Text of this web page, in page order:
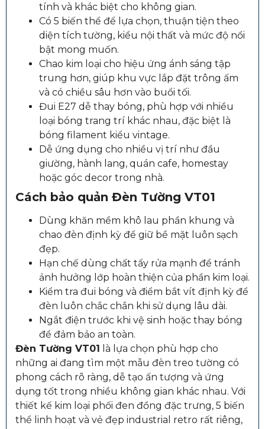
tính và khác biệt cho không gian.
Có 5 biến thể để lựa chọn, thuận tiện theo
diện tích tường, kiểu nội thất và mức độ nổi
bật mong muốn.
Chao kim loại cho hiệu ứng ánh sáng tập
trung hơn, giúp khu vực lắp đặt trông ấm
và có chiều sâu hơn vào buổi tối.
Đui E27 dễ thay bóng, phù hợp với nhiều
loại bóng trang trí khác nhau, đặc biệt là
bóng filament kiểu vintage.
Dễ ứng dụng cho nhiều vị trí như đầu
giường, hành lang, quán cafe, homestay
hoặc góc decor trong nhà.
Cách bảo quản Đèn Tường VT01
Dùng khăn mềm khô lau phần khung và
chao đèn định kỳ để giữ bề mặt luôn sạch
đẹp.
Hạn chế dùng chất tẩy rửa mạnh để tránh
ảnh hưởng lớp hoàn thiện của phần kim loại.
Kiểm tra đui bóng và điểm bắt vít định kỳ để
đèn luôn chắc chắn khi sử dụng lâu dài.
Ngắt điện trước khi vệ sinh hoặc thay bóng
để đảm bảo an toàn.
Đèn Tường VT01 là lựa chọn phù hợp cho
những ai đang tìm một mẫu đèn treo tường có
phong cách rõ ràng, dễ tạo ấn tượng và ứng
dụng tốt trong nhiều không gian khác nhau. Với
thiết kế kim loại phối đen đồng đặc trưng, 5 biến
thể linh hoạt và vẻ đẹp industrial retro rất riêng,